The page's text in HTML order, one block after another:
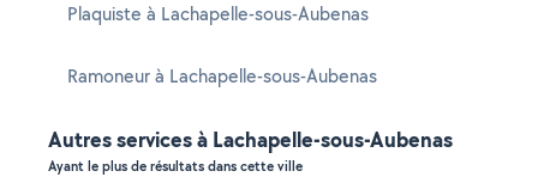
Plaquiste à Lachapelle-sous-Aubenas
Ramoneur à Lachapelle-sous-Aubenas
Autres services à Lachapelle-sous-Aubenas
Ayant le plus de résultats dans cette ville